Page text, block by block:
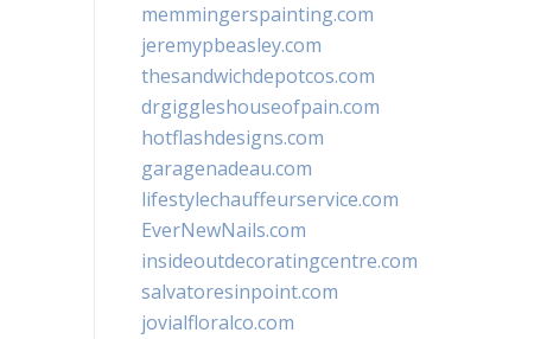
memmingerspainting.com
jeremypbeasley.com
thesandwichdepotcos.com
drgiggleshouseofpain.com
hotflashdesigns.com
garagenadeau.com
lifestylechauffeurservice.com
EverNewNails.com
insideoutdecoratingcentre.com
salvatoresinpoint.com
jovialfloralco.com